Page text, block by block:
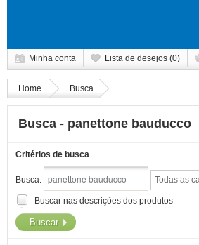
Minha conta Lista de desejos (0)
Home Busca
Busca - panettone bauducco
Critérios de busca
Busca: Todas as
Buscar nas descrições dos produtos